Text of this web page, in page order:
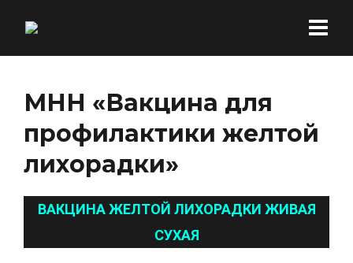
МНН «Вакцина для
профилактики желтой
лихорадки»
ВАКЦИНА ЖЕЛТОЙ ЛИХОРАДКИ ЖИВАЯ
СУХАЯ